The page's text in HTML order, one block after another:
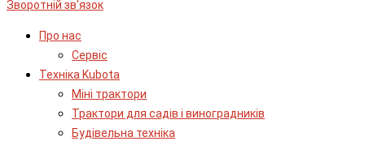
Зворотній зв'язок
Про нас
Сервіс
Технiка Kubota
Міні трактори
Трактори для садів і виноградників
Будівельна техніка